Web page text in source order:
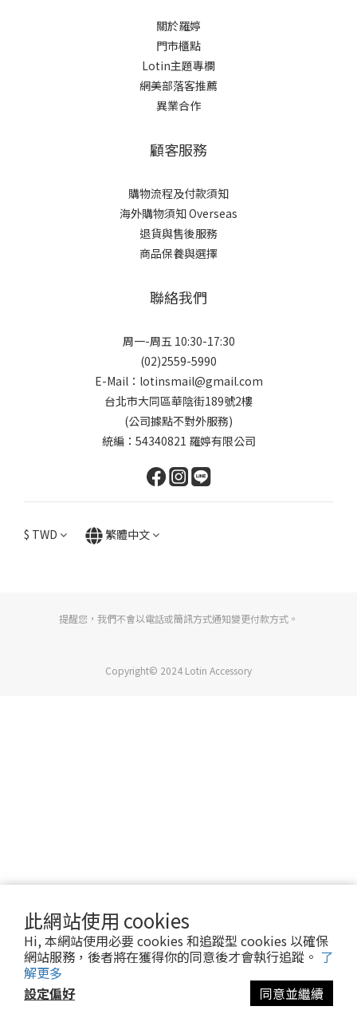
此網站使用 cookies
Hi, 本網站使用必要 cookies 和追蹤型 cookies 以確保
網站服務，後者將在獲得你的同意後才會執行追蹤。 了
解更多
設定偏好
同意並繼續
關於羅婷
門市櫃點
Lotin主題專欄
網美部落客推薦
異業合作
顧客服務
購物流程及付款須知
海外購物須知 Overseas
退貨與售後服務
商品保養與選擇
聯絡我們
周一-周五 10:30-17:30
(02)2559-5990
E-Mail：lotinsmail@gmail.com
台北市大同區華陰街189號2樓
(公司據點不對外服務)
統編：54340821 羅婷有限公司
$ TWD 繁體中文
提醒您，我們不會以電話或簡訊方式通知變更付款方式。
Copyright© 2024 Lotin Accessory